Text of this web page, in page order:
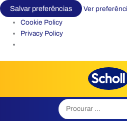
Salvar preferências
Ver
Cookie Policy
Privacy Policy
Search
for: